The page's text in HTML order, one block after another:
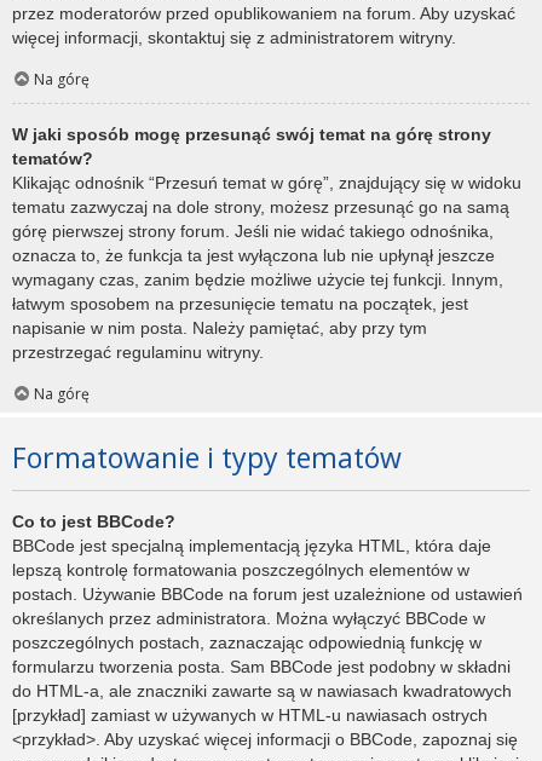
przez moderatorów przed opublikowaniem na forum. Aby uzyskać
więcej informacji, skontaktuj się z administratorem witryny.
Na górę
W jaki sposób mogę przesunąć swój temat na górę strony
tematów?
Klikając odnośnik “Przesuń temat w górę”, znajdujący się w widoku
tematu zazwyczaj na dole strony, możesz przesunąć go na samą
górę pierwszej strony forum. Jeśli nie widać takiego odnośnika,
oznacza to, że funkcja ta jest wyłączona lub nie upłynął jeszcze
wymagany czas, zanim będzie możliwe użycie tej funkcji. Innym,
łatwym sposobem na przesunięcie tematu na początek, jest
napisanie w nim posta. Należy pamiętać, aby przy tym
przestrzegać regulaminu witryny.
Na górę
Formatowanie i typy tematów
Co to jest BBCode?
BBCode jest specjalną implementacją języka HTML, która daje
lepszą kontrolę formatowania poszczególnych elementów w
postach. Używanie BBCode na forum jest uzależnione od ustawień
określanych przez administratora. Można wyłączyć BBCode w
poszczególnych postach, zaznaczając odpowiednią funkcję w
formularzu tworzenia posta. Sam BBCode jest podobny w składni
do HTML-a, ale znaczniki zawarte są w nawiasach kwadratowych
[przykład] zamiast w używanych w HTML-u nawiasach ostrych
<przykład>. Aby uzyskać więcej informacji o BBCode, zapoznaj się